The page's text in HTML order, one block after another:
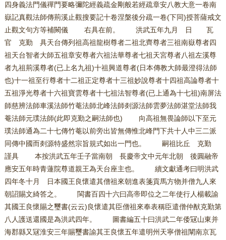
四身義法門儀禪門要略彌陀經義疏金剛般若經疏章安八教大意一卷南
嶽記真觀法師傳荊溪止觀搜要記十卷涅槃後分疏一卷(下同)授菩薩戒文
止觀文句方等補闕儀 右具在前。 洪武五年九月 日 瓦
官 克勤 具天台傳列祖高祖龍樹尊者二祖北齊尊者三祖南嶽尊者四
祖天台智者大師五祖章安尊者六祖法華尊者七祖天宮尊者八祖左溪尊
者九祖荊溪尊者(已上名九祖)十祖興道尊者(日本傳教大師最澄得法師
也)十一祖至行尊者十二祖正定尊者十三祖妙說尊者十四祖高論尊者十
五祖淨光尊者十六祖寶雲尊者十七祖法智尊者(已上通為十七祖)南屏法
師慈辨法師車溪法師竹菴法師北峰法師剡源法師雲夢法師湛堂法師我
菴法師元璞法師(此即克勤之嗣法師也) 向高祖無畏論師以下至元
璞法師通為二十七傳竹菴以前旁出皆無傳惟北峰門下共十人中三二派
同傳中國而剡源特盛然宗旨規式如出一門也。 嗣祖比丘 克勤
謹具 本按洪武五年壬子當南朝 長慶帝文中元年北朝 後圓融帝
應安五年時青蓮院尊道親王為天台座主也。 續文獻通考曰明洪武
四年冬十月 日本國王良懷遣其僧祖來朝進表箋貢馬方物并僧九人來
朝詔賜文綺答之。 閩書百四十六曰高帝即位之二年使行人楊載諭
其國王良懷賜之璽書(云云)良懷遣其臣僧祖來奉表稱臣遣僧仲猷克勤第
八人護送還國是為洪武四年。 圖書編五十曰洪武二年倭冦山東并
海郡縣又冦淮安三年賜璽書諭其王良懷五年遣明州天寧僧祖闡南京瓦